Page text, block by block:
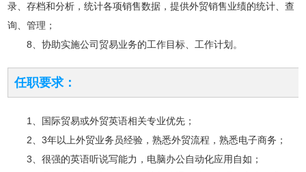
录、存档和分析，统计各项销售数据，提供外贸销售业绩的统计、查
询、管理；
8、协助实施公司贸易业务的工作目标、工作计划。
任职要求：
1、国际贸易或外贸英语相关专业优先；
2、3年以上外贸业务员经验，熟悉外贸流程，熟悉电子商务；
3、很强的英语听说写能力，电脑办公自动化应用自如；